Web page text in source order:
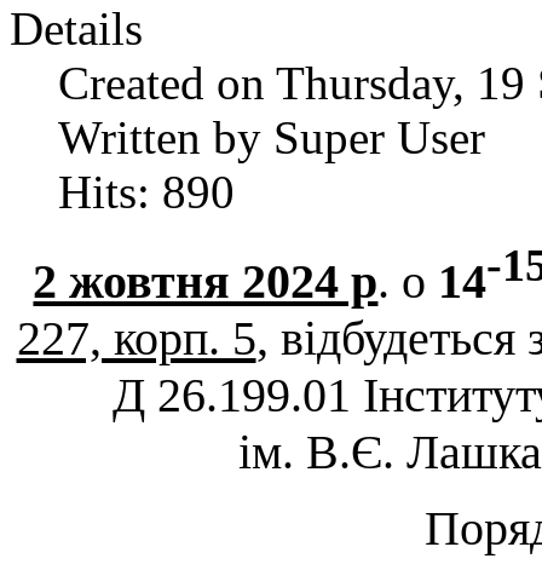
Details
Created on Thursday,
Written by Super User
Hits: 890
2 жовтня 2024 р. о 14-
227, корп. 5, відбудеться
Д 26.199.01
ім. В.Є.